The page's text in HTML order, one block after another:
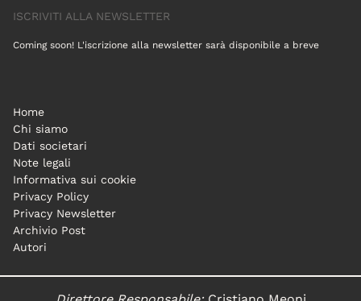
ISCRIVITI ALLA NEWSLETTER
Coming soon! L'iscrizione alla newsletter sarà disponibile a breve
Home
Chi siamo
Dati societari
Note legali
Informativa sui cookie
Privacy Policy
Privacy Newsletter
Archivio Post
Autori